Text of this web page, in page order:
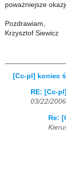
poważniejsze
Pozdrawiam,
Krzysztof Siewicz
[Cc-pl] koniec
RE: [Cc-
03/22/2006
Re: